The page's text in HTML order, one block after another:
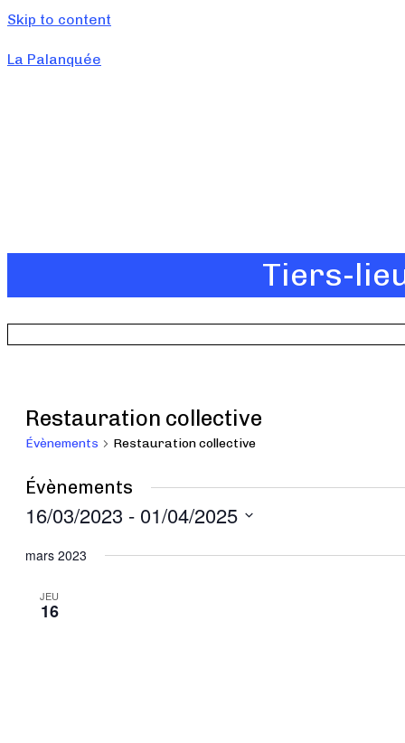
Skip to content
La Palanquée
Tiers-
Restauration collective
Évènements Restauration collective
Évènements
16/03/2023 - 01/04/2025
date.
mars 2023
JEU
16